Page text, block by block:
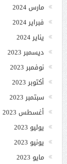
مارس 2024
فبراير 2024
يناير 2024
ديسمبر 2023
نوفمبر 2023
أكتوبر 2023
سبتمبر 2023
أغسطس 2023
يوليو 2023
يونيو 2023
مايو 2023